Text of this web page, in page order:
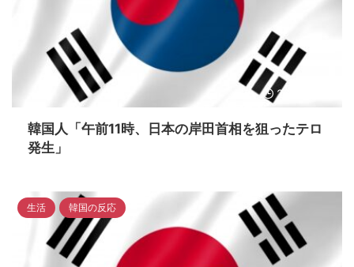
2023/4/15
韓国人「午前11時、日本の岸田首相を狙ったテロ
発生」
生活 韓国の反応